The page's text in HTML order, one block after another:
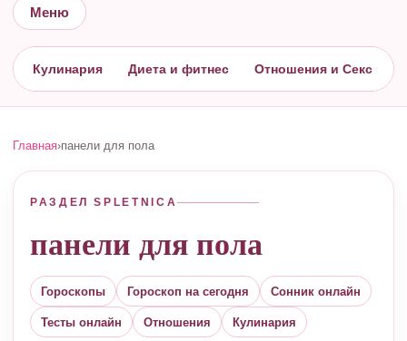
Меню
Кулинария Диета и фитнес Отношения и Секс
Главная›панели для пола
РАЗДЕЛ SPLETNICA
панели для пола
Гороскопы Гороскоп на сегодня Сонник онлайн
Тесты онлайн Отношения Кулинария